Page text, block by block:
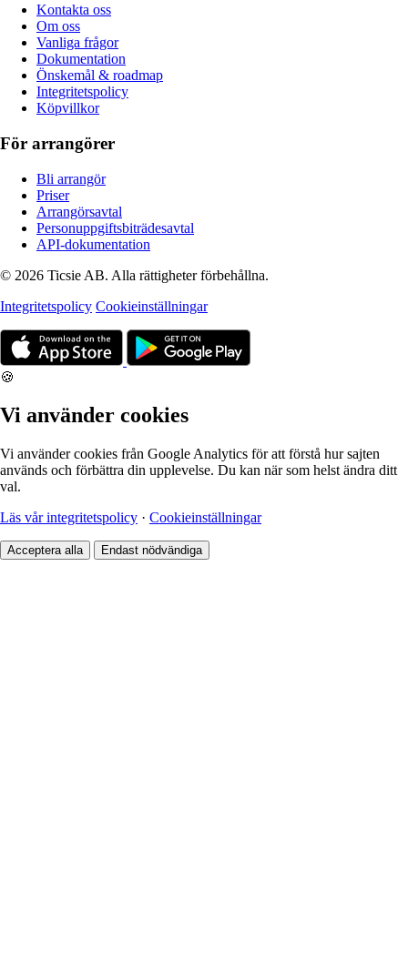
Kontakta oss
Om oss
Vanliga frågor
Dokumentation
Önskemål & roadmap
Integritetspolicy
Köpvillkor
För arrangörer
Bli arrangör
Priser
Arrangörsavtal
Personuppgiftsbiträdesavtal
API-dokumentation
© 2026 Ticsie AB. Alla rättigheter förbehållna.
Integritetspolicy Cookieinställningar
🍪
Vi använder cookies
Vi använder cookies från Google Analytics för att förstå hur sajten
används och förbättra din upplevelse. Du kan när som helst ändra ditt
val.
Läs vår integritetspolicy · Cookieinställningar
Acceptera alla Endast nödvändiga